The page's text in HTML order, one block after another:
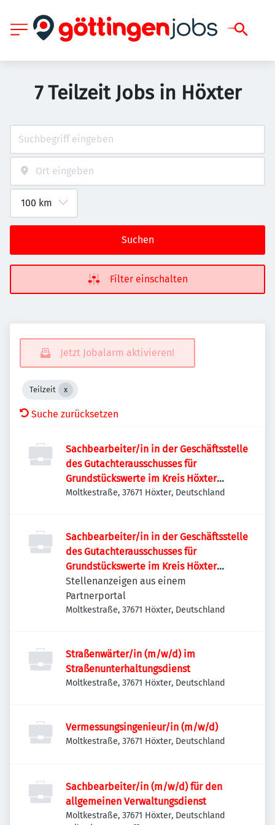
7 Teilzeit Jobs in Höxter
Suchen
Filter einschalten
Jetzt Jobalarm aktivieren!
Teilzeit
Suche zurücksetzen
Sachbearbeiter/in in der Geschäftsstelle
des Gutachterausschusses für
Grundstückswerte im Kreis Höxter
(m/w/d)
Moltkestraße, 37671 Höxter, Deutschland
Sachbearbeiter/in in der Geschäftsstelle
des Gutachterausschusses für
Grundstückswerte im Kreis Höxter
(m/w/d)
Stellenanzeigen aus einem
Partnerportal
Moltkestraße, 37671 Höxter, Deutschland
Straßenwärter/in (m/w/d) im
Straßenunterhaltungsdienst
Moltkestraße, 37671 Höxter, Deutschland
Vermessungsingenieur/in (m/w/d)
Moltkestraße, 37671 Höxter, Deutschland
Sachbearbeiter/in (m/w/d) für den
allgemeinen Verwaltungsdienst
Moltkestraße, 37671 Höxter, Deutschland